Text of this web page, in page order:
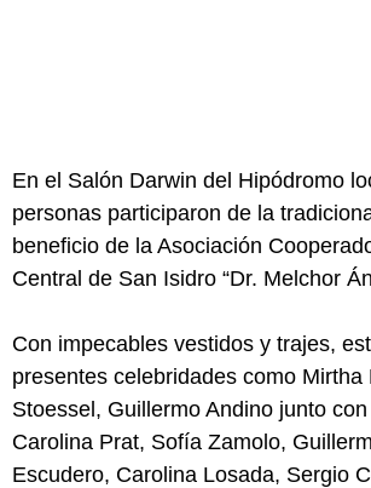
En el Salón Darwin del Hipódromo
personas participaron de la
beneficio de la Asociación
Central de San Isidro “Dr. Melchor
Con impecables vestidos y trajes,
presentes celebridades como Mirtha
Stoessel, Guillermo Andino junto
Carolina Prat, Sofía Zamolo,
Escudero, Carolina Losada, Sergio